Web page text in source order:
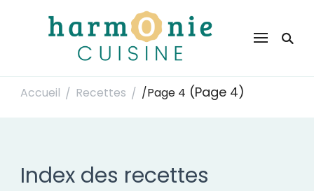
Harmonie Cuisine
Accueil / Recettes / /Page 4 (Page 4)
Index des recettes